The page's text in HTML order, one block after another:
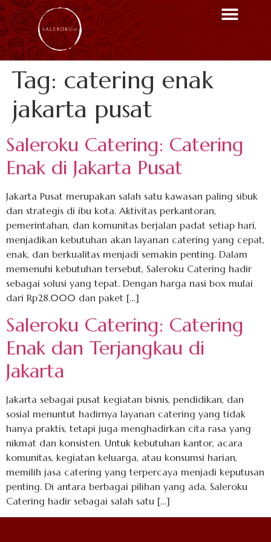
Tag: catering enak
jakarta pusat
Saleroku Catering: Catering
Enak di Jakarta Pusat
Jakarta Pusat merupakan salah satu kawasan paling sibuk
dan strategis di ibu kota. Aktivitas perkantoran,
pemerintahan, dan komunitas berjalan padat setiap hari,
menjadikan kebutuhan akan layanan catering yang cepat,
enak, dan berkualitas menjadi semakin penting. Dalam
memenuhi kebutuhan tersebut, Saleroku Catering hadir
sebagai solusi yang tepat. Dengan harga nasi box mulai
dari Rp28.000 dan paket […]
Saleroku Catering: Catering
Enak dan Terjangkau di
Jakarta
Jakarta sebagai pusat kegiatan bisnis, pendidikan, dan
sosial menuntut hadirnya layanan catering yang tidak
hanya praktis, tetapi juga menghadirkan cita rasa yang
nikmat dan konsisten. Untuk kebutuhan kantor, acara
komunitas, kegiatan keluarga, atau konsumsi harian,
memilih jasa catering yang terpercaya menjadi keputusan
penting. Di antara berbagai pilihan yang ada, Saleroku
Catering hadir sebagai salah satu […]